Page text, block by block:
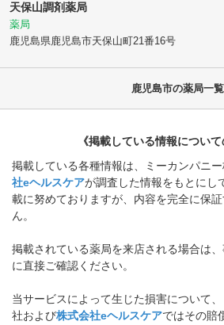
天保山調剤薬局
薬局
鹿児島県鹿児島市天保山町21番16号
鹿児島市の薬局一覧
《掲載している情報について
掲載している各種情報は、ミーカンパニ
社eヘルスケアが調査した情報をもとにし
載に努めておりますが、内容を完全に保
ん。
掲載されている薬局を来店される場合は
に直接ご確認ください。
当サービスによって生じた損害について
社および株式会社eヘルスケアではその賠